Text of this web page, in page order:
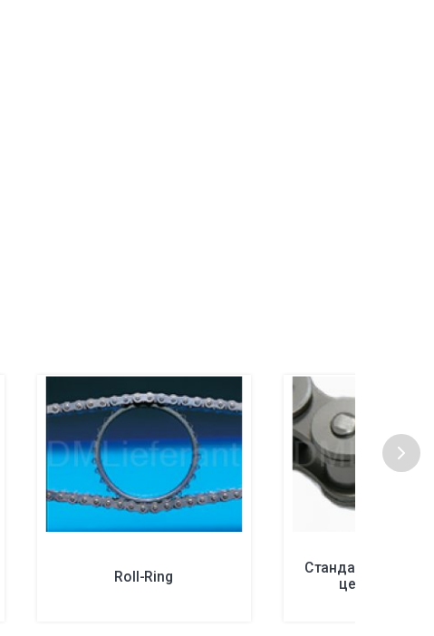
Roll-Ring Стандартные
цепи Renold